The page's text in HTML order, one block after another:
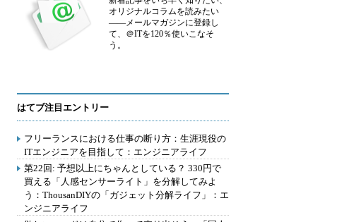
オリジナルコラムを読みたい
――メールマガジンに登録し
て、＠ITを120％使いこなそ
う。
はてブ注目エントリー
フリーランスにおける仕事の断り方：生涯現役の
ITエンジニアを目指して：エンジニアライフ
第22回: 予想以上にちゃんとしている？ 330円で
買える「人感センサーライト」を分解してみよ
う：ThousanDIYの「ガジェット分解ライフ」：エ
ンジニアライフ